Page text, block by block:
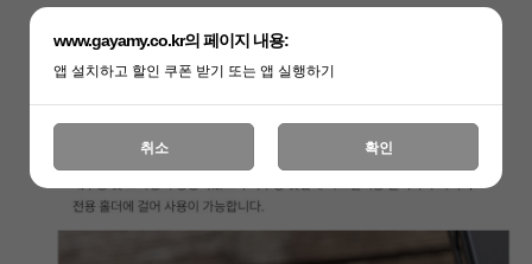
www.gayamy.co.kr의 페이지 내용:
앱 설치하고 할인 쿠폰 받기 또는 앱 실행하기
취소 확인